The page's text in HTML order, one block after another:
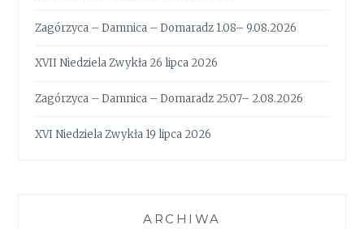
Zagórzyca – Damnica – Domaradz 1.08– 9.08.2026
XVII Niedziela Zwykła 26 lipca 2026
Zagórzyca – Damnica – Domaradz 25.07– 2.08.2026
XVI Niedziela Zwykła 19 lipca 2026
ARCHIWA